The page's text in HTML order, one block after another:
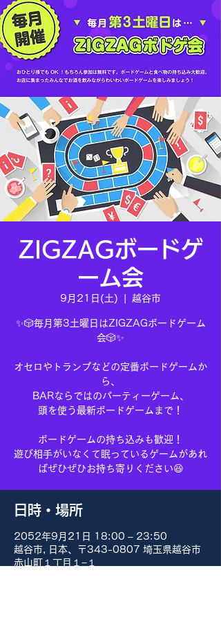
ZIGZAGボードゲ
ーム会
9月21日(土) 越谷市
✨🎲毎月第3土曜日はZIGZAGボードゲーム
会🎲✨
オセロやトランプなどの定番ボードゲームか
ら、
BARならではのパーティーゲーム、
頭を使う最新ボードゲームまで！
ボードゲームの持ち込みも歓迎！
遊び相手がいなくて眠っているゲームがあれ
ばぜひぜひお持ち寄りください😆
日時・場所
2052年9月21日 18:00 – 23:50
越谷市, 日本、〒343-0807 埼玉県越谷市
赤山町１丁目１−１